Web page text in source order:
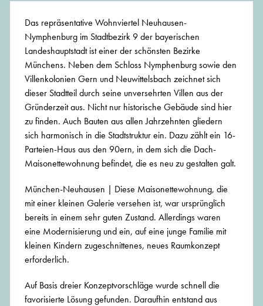
Das repräsentative Wohnviertel Neuhausen-
Nymphenburg im Stadtbezirk 9 der bayerischen
Landeshauptstadt ist einer der schönsten Bezirke
Münchens. Neben dem Schloss Nymphenburg sowie den
Villenkolonien Gern und Neuwittelsbach zeichnet sich
dieser Stadtteil durch seine unversehrten Villen aus der
Gründerzeit aus. Nicht nur historische Gebäude sind hier
zu finden. Auch Bauten aus allen Jahrzehnten gliedern
sich harmonisch in die Stadtstruktur ein. Dazu zählt ein 16-
Parteien-Haus aus den 90ern, in dem sich die Dach-
Maisonettewohnung befindet, die es neu zu gestalten galt.
München-Neuhausen | Diese Maisonettewohnung, die
mit einer kleinen Galerie versehen ist, war ursprünglich
bereits in einem sehr guten Zustand. Allerdings waren
eine Modernisierung und ein, auf eine junge Familie mit
kleinen Kindern zugeschnittenes, neues Raumkonzept
erforderlich.
Auf Basis dreier Konzeptvorschläge wurde schnell die
favorisierte Lösung gefunden. Daraufhin entstand aus